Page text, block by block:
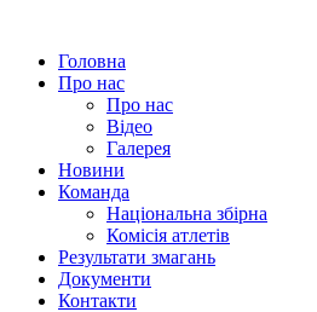
Головна
Про нас
Про нас
Відео
Галерея
Новини
Команда
Національна збірна
Комісія атлетів
Результати змагань
Документи
Контакти